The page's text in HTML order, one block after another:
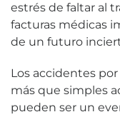
estrés de faltar al
facturas médicas
de un futuro
Los accidentes
más que simples
pueden ser un